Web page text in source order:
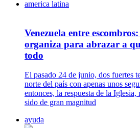
america latina
Venezuela entre
organiza para abrazar a
todo
El pasado 24 de junio, dos fuertes
norte del país con apenas unos
entonces, la respuesta de la
sido de gran magnitud
ayuda